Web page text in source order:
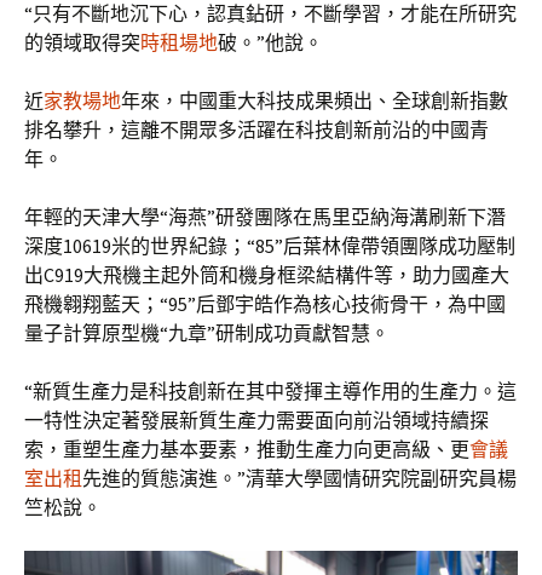
“只有不斷地沉下心，認真鉆研，不斷學習，才能在所研究
的領域取得突時租場地破。”他說。
近家教場地年來，中國重大科技成果頻出、全球創新指數
排名攀升，這離不開眾多活躍在科技創新前沿的中國青
年。
年輕的天津大學“海燕”研發團隊在馬里亞納海溝刷新下潛
深度10619米的世界紀錄；“85”后葉林偉帶領團隊成功壓制
出C919大飛機主起外筒和機身框梁結構件等，助力國產大
飛機翱翔藍天；“95”后鄧宇皓作為核心技術骨干，為中國
量子計算原型機“九章”研制成功貢獻智慧。
“新質生產力是科技創新在其中發揮主導作用的生產力。這
一特性決定著發展新質生產力需要面向前沿領域持續探
索，重塑生產力基本要素，推動生產力向更高級、更會議
室出租 先進的質態演進。”清華大學國情研究院副研究員楊
竺松說。